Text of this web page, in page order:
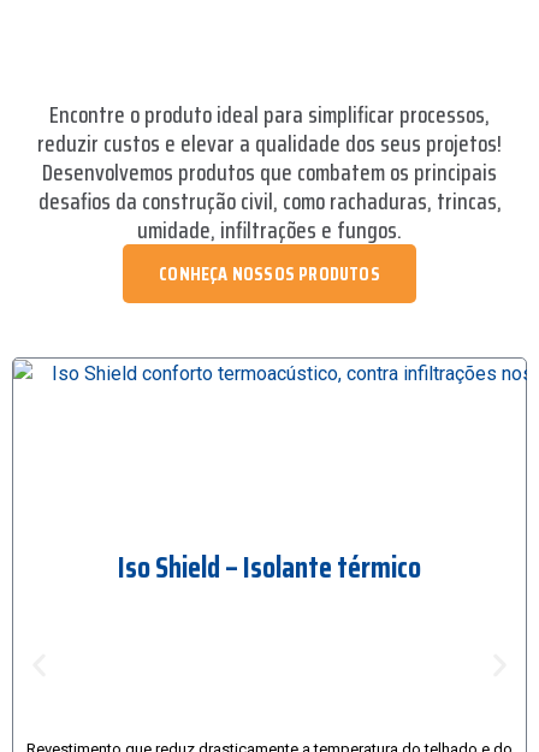
Encontre o produto ideal para simplificar processos,
reduzir custos e elevar a qualidade dos seus projetos!
Desenvolvemos produtos que combatem os principais
desafios da construção civil, como rachaduras, trincas,
umidade, infiltrações e fungos.
CONHEÇA NOSSOS PRODUTOS
Iso Shield – Isolante térmico